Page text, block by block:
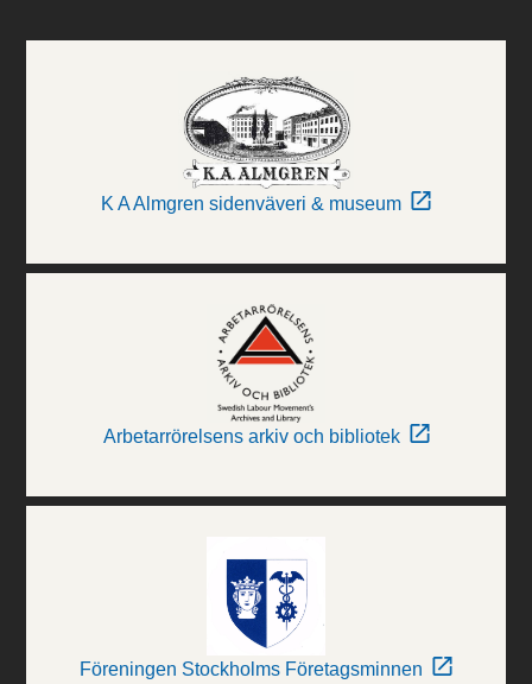
K A Almgren sidenväveri & museum
Arbetarrörelsens arkiv och bibliotek
Föreningen Stockholms Företagsminnen